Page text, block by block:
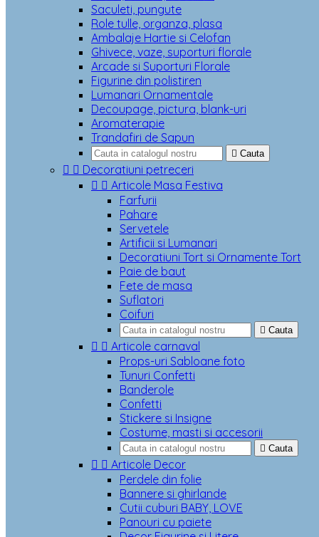
Saculeti, pungute
Role tulle, organza, plasa
Ambalaje Hartie si Celofan
Ghivece, vaze, suporturi florale
Arcade si Suporturi Florale
Figurine din polistiren
Lumanari Ornamentale
Decoupage, pictura, blank-uri
Aromaterapie
Trandafiri de Sapun
 Cauta
  Decoratiuni petreceri
  Articole Masa Festiva
Farfurii
Pahare
Servetele
Artificii si Lumanari
Decoratiuni Tort si Ornamente Tort
Paie de baut
Fete de masa
Suflatori
Coifuri
 Cauta
  Articole carnaval
Props-uri Sabloane foto
Tunuri Confetti
Banderole
Confetti
Stickere si Insigne
Costume, masti si accesorii
 Cauta
  Articole Decor
Perdele din folie
Bannere si ghirlande
Cutii cuburi BABY, LOVE
Panouri cu paiete